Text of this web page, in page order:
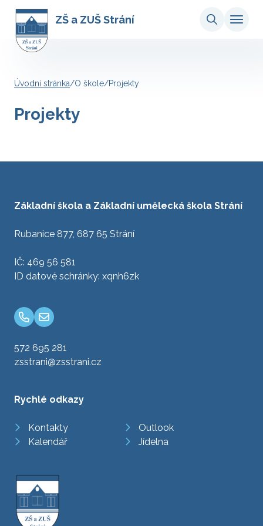
ZŠ a ZUŠ Strání
Úvodní stránka/O škole/Projekty
Projekty
Základní škola a Základní umělecká škola Strání
Rubanice 877, 687 65 Strání
IČ: 469 56 581
ID datové schránky: xqnh6zk
572 695 281
zsstrani@zsstrani.cz
Rychlé odkazy
Kontakty
Outlook
Kalendář
Jídelna